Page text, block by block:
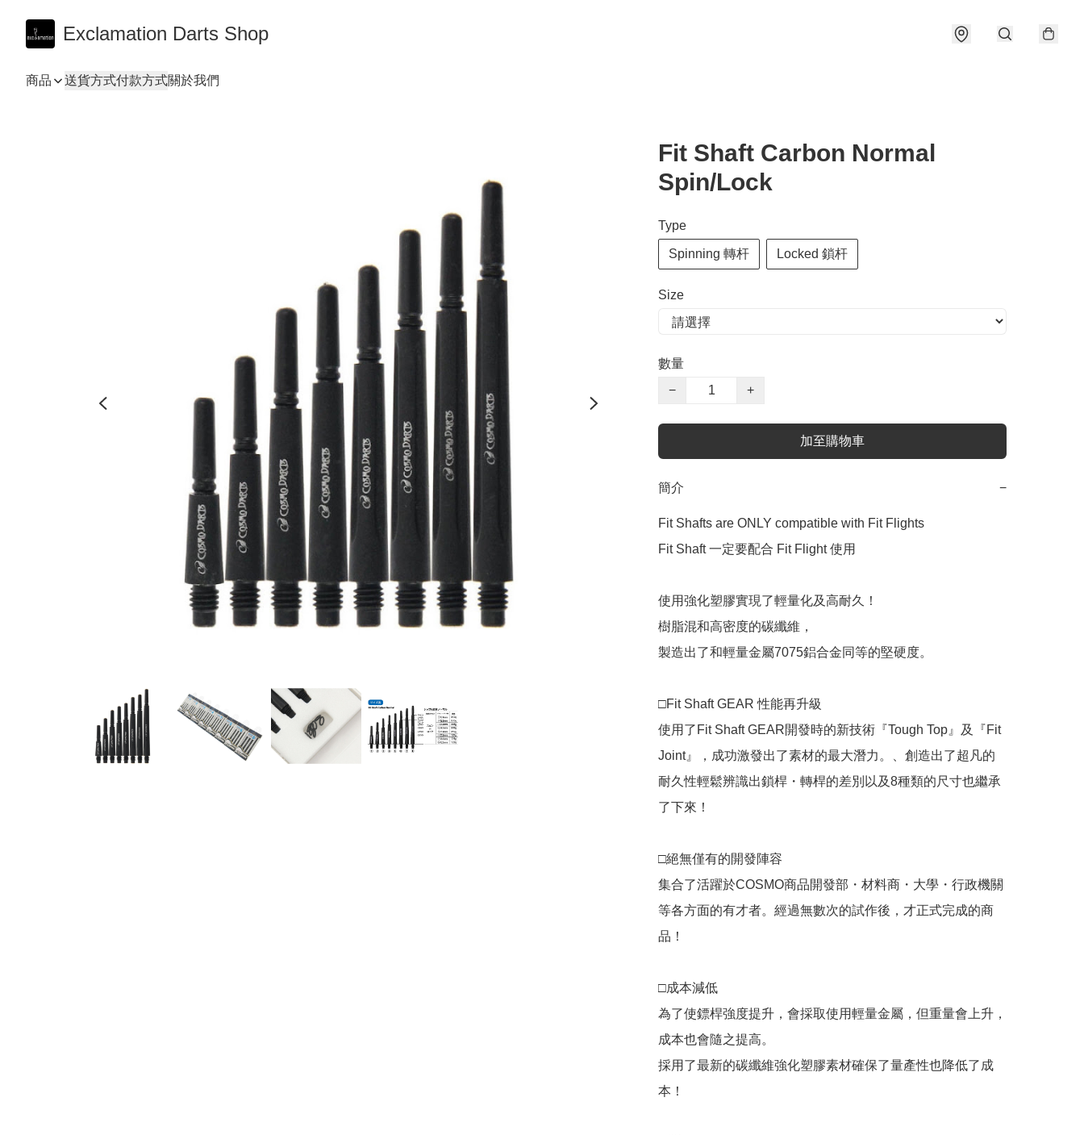
Exclamation Darts Shop
商品 送貨方式付款方式關於我們
Fit Shaft Carbon Normal
Spin/Lock
Type
Spinning 轉杆 Locked 鎖杆
Size
數量
−
+
加至購物車
簡介 −
Fit Shafts are ONLY compatible with Fit Flights
Fit Shaft 一定要配合 Fit Flight 使用
使用強化塑膠實現了輕量化及高耐久！
樹脂混和高密度的碳纖維，
製造出了和輕量金屬7075鋁合金同等的堅硬度。
□Fit Shaft GEAR 性能再升級
使用了Fit Shaft GEAR開發時的新技術『Tough Top』及『Fit
Joint』，成功激發出了素材的最大潛力。、創造出了超凡的
耐久性輕鬆辨識出鎖桿・轉桿的差別以及8種類的尺寸也繼承
了下來！
□絕無僅有的開發陣容
集合了活躍於COSMO商品開發部・材料商・大學・行政機關
等各方面的有才者。經過無數次的試作後，才正式完成的商
品！
□成本減低
為了使鏢桿強度提升，會採取使用輕量金屬，但重量會上升，
成本也會隨之提高。
採用了最新的碳纖維強化塑膠素材確保了量產性也降低了成
本！